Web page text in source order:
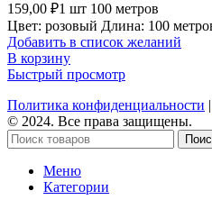
159,00 ₽1 шт 100 метров
Цвет: розовый Длина: 100
Добавить в список желаний
В корзину
Быстрый просмотр
Политика конфиденциальности |
© 2024. Все права защищены.
Меню
Категории